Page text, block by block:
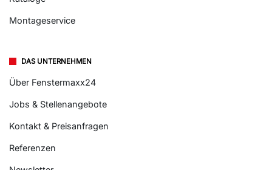
Montageservice
DAS UNTERNEHMEN
Über Fenstermaxx24
Jobs & Stellenangebote
Kontakt & Preisanfragen
Referenzen